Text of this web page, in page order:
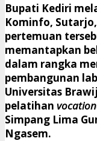
Bupati Kediri
Kominfo,
pertemuan
memantapkan
dalam rangka
pembangunan
Universitas
pelatihan
Simpang Lima
Ngasem.